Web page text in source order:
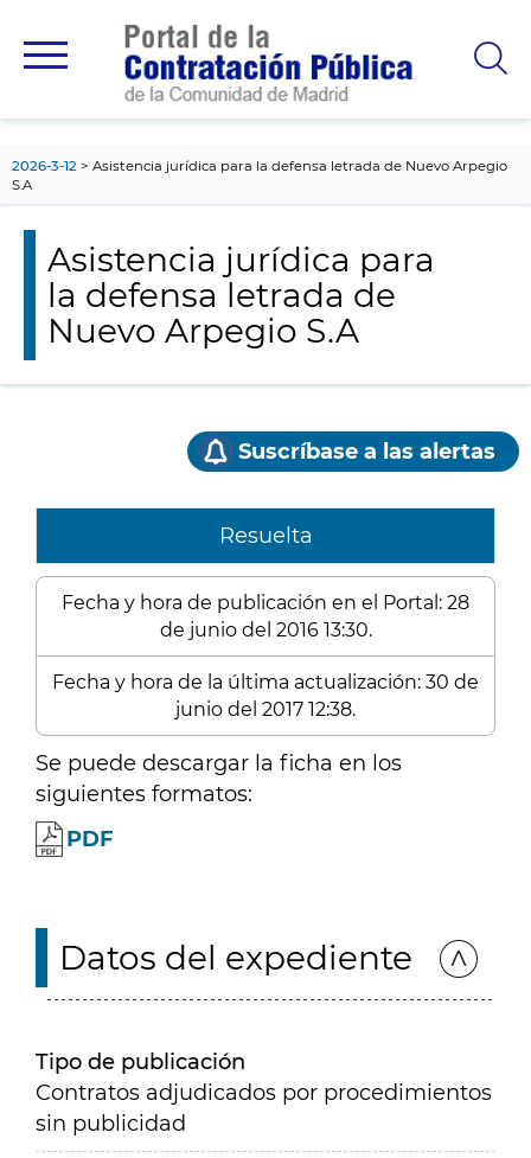
principal
2026-3-12
Asistencia jurídica para la defensa letrada de Nuevo Arpegio
S.A
Asistencia jurídica para
la defensa letrada de
Nuevo Arpegio S.A
Suscríbase a las alertas
Resuelta
Fecha y hora de publicación en el Portal: 28
de junio del 2016 13:30.
Fecha y hora de la última actualización: 30 de
junio del 2017 12:38.
Se puede descargar la ficha en los
siguientes formatos:
PDF
Datos del expediente
Tipo de publicación
Contratos adjudicados por procedimientos
sin publicidad